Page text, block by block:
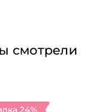
смотрели
24%